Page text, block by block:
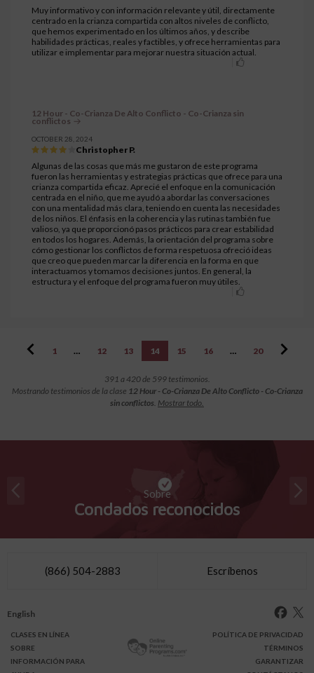
Muy informativo y con información relevante y útil, directamente
centrado en la crianza compartida con altos niveles de conflicto,
que hemos experimentado en los últimos años, y describe
habilidades prácticas, reales y factibles, y ofrece herramientas para
utilizar e implementar para mejorar nuestra situación actual.
12 Hour - Co-Crianza De Alto Conflicto - Co-Crianza sin
conflictos
OCTOBER 28, 2024
Christopher P.
Algunas de las cosas que más me gustaron de este programa
fueron las herramientas y estrategias prácticas que ofrece para una
crianza compartida eficaz. Aprecié el enfoque en la comunicación
centrada en el niño, que me ayudó a abordar las conversaciones
con una mentalidad más clara, teniendo en cuenta las necesidades
de los niños. El énfasis en la coherencia y las rutinas también fue
valioso, ya que proporcionó pasos prácticos para crear estabilidad
en todos los hogares. Además, la orientación del programa sobre
cómo gestionar los conflictos de forma respetuosa ofreció ideas
que creo que pueden marcar la diferencia en la forma en que
interactuamos y tomamos decisiones juntos. En general, la
estructura y el enfoque del programa fueron muy útiles.
1 … 12 13 14 15 16 … 20
391 a 420 de 599 testimonios.
Mostrando testimonios de la clase 12 Hour - Co-Crianza De Alto Conflicto - Co-Crianza
sin conflictos. Mostrar todo.
Sobre
Condados reconocidos
(866) 504-2883 Escríbenos
English
CLASES EN LÍNEA
SOBRE
INFORMACIÓN PARA
POLÍTICA DE PRIVACIDAD
TÉRMINOS
GARANTIZAR